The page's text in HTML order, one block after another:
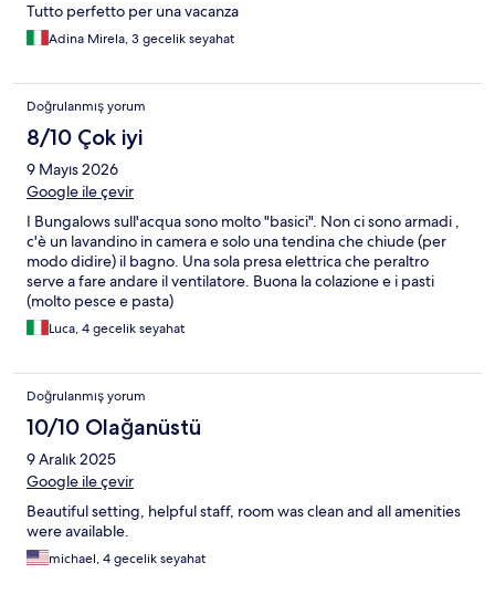
Tutto perfetto per una vacanza
Adina Mirela, 3 gecelik seyahat
Doğrulanmış yorum
8/10 Çok iyi
9 Mayıs 2026
Google ile çevir
I Bungalows sull'acqua sono molto "basici". Non ci sono armadi ,
c'è un lavandino in camera e solo una tendina che chiude (per
modo didire) il bagno. Una sola presa elettrica che peraltro
serve a fare andare il ventilatore. Buona la colazione e i pasti
(molto pesce e pasta)
Luca, 4 gecelik seyahat
Doğrulanmış yorum
10/10 Olağanüstü
9 Aralık 2025
Google ile çevir
Beautiful setting, helpful staff, room was clean and all amenities
were available.
michael, 4 gecelik seyahat